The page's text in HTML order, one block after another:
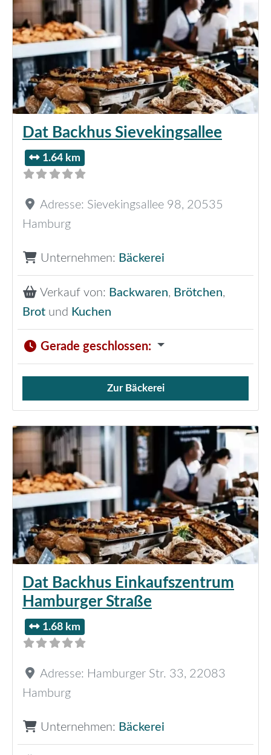
Dat Backhus Sievekingsallee
1.64 km
Adresse: Sievekingsallee 98, 20535
Hamburg
Unternehmen: Bäckerei
Verkauf von: Backwaren, Brötchen,
Brot und Kuchen
Gerade geschlossen:
Verkauf von Brötchen,
Zur Bäckerei
Dat Backhus Einkaufszentrum
Hamburger Straße
1.68 km
Adresse: Hamburger Str. 33, 22083
Hamburg
Unternehmen: Bäckerei